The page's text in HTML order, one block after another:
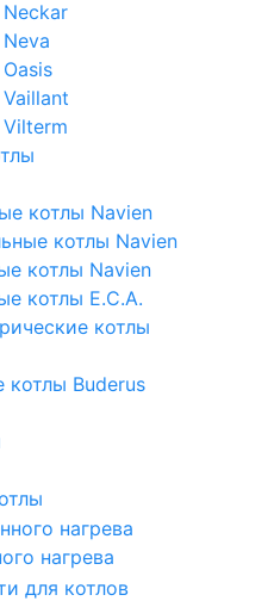
котлы Navien
котлы Navien
котлы Navien
котлы E.C.A.
котлы
котлы Buderus
нагрева